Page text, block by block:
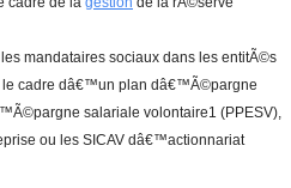
mandataires sociaux dans les entitÃ©s
le cadre dâ€™un plan dâ€™Ã©pargne
salariale volontaire1 (PPESV),
ou les SICAV dâ€™actionnariat